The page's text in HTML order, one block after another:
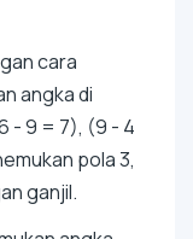
cara
angka di
- 9 = 7), (9 - 4
pola 3,
ganjil.